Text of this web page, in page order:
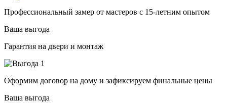
Профессиональный замер от мастеров с 15-летним опытом
Ваша выгода
Гарантия на двери и монтаж
Оформим договор на дому и зафиксируем финальные цены
Ваша выгода